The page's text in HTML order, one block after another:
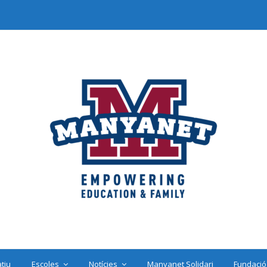
Escoles Notícies Manyanet Solidari Fundació